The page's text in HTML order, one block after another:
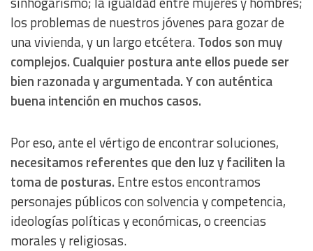
los problemas de nuestros jóvenes para gozar de
una vivienda, y un largo etcétera.Todos son muy
complejos. Cualquier postura ante ellos puede ser
bien razonada y argumentada. Y con auténtica
buena intención en muchos casos.
Por eso, ante el vértigo de encontrar soluciones,
necesitamos referentes que den luz y faciliten la
toma de posturas. Entre estos encontramos
personajes públicos con solvencia y competencia,
ideologías políticas y económicas, o creencias
morales y religiosas.